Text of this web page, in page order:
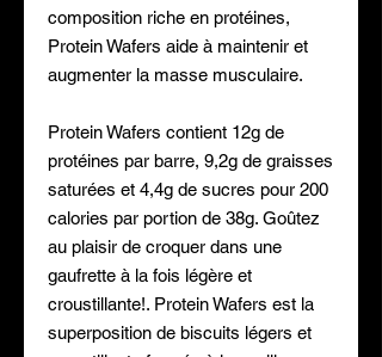
composition riche en protéines,
Protein Wafers aide à maintenir et
augmenter la masse musculaire.
Protein Wafers contient 12g de
protéines par barre, 9,2g de graisses
saturées et 4,4g de sucres pour 200
calories par portion de 38g. Goûtez
au plaisir de croquer dans une
gaufrette à la fois légère et
croustillante!. Protein Wafers est la
superposition de biscuits légers et